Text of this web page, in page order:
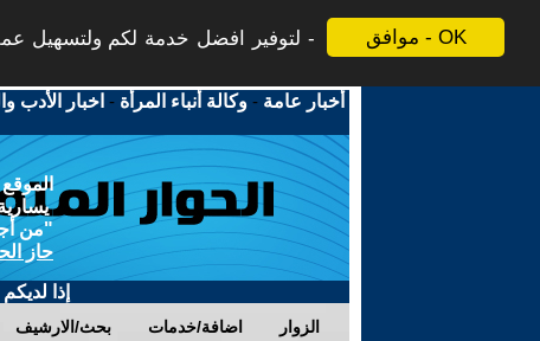
موافق - OK
لتوفير افضل خدمة لكم ولتسهيل
أخبار عامة -وكالة أنباء المرأة - اخبار الأدب
"من
حاز
إذا
بحث/الارشيف اضافة/خدمات الزوار